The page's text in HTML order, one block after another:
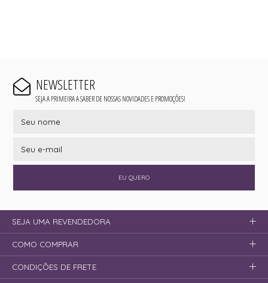
NEWSLETTER
SEJA A PRIMEIRA A SABER DE NOSSAS NOVIDADES E PROMOÇÕES!
EU QUERO
SEJA UMA REVENDEDORA
COMO COMPRAR
CONDIÇÕES DE FRETE